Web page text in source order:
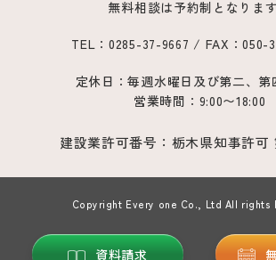
無料相談は予約制となります
TEL：0285-37-9667 / FAX：050-
定休日：毎週水曜日及び第二、第
営業時間：9:00〜18:00
建設業許可番号：栃木県知事許可
Copyright Every one Co., Ltd All rights
資料請求